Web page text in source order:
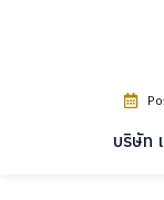
บริษัท